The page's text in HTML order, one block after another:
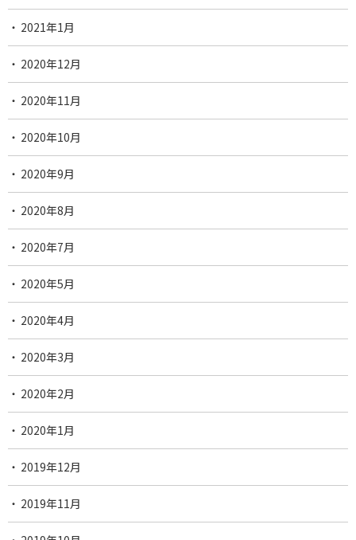
2021年1月
2020年12月
2020年11月
2020年10月
2020年9月
2020年8月
2020年7月
2020年5月
2020年4月
2020年3月
2020年2月
2020年1月
2019年12月
2019年11月